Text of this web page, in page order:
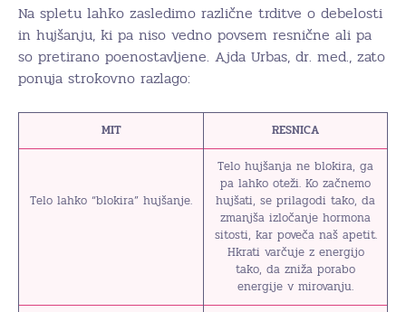
Na spletu lahko zasledimo različne trditve o debelosti
in hujšanju, ki pa niso vedno povsem resnične ali pa
so pretirano poenostavljene. Ajda Urbas, dr. med., zato
ponuja strokovno razlago:
MIT RESNICA
Telo lahko “blokira” hujšanje.
Telo hujšanja ne blokira, ga
pa lahko oteži. Ko začnemo
hujšati, se prilagodi tako, da
zmanjša izločanje hormona
sitosti, kar poveča naš apetit.
Hkrati varčuje z energijo
tako, da zniža porabo
energije v mirovanju.